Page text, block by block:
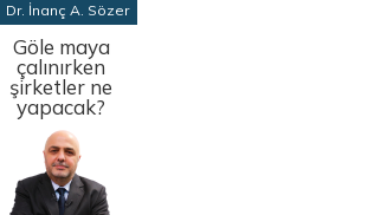
Dr. İnanç A. Sözer
Göle maya
çalınırken
şirketler ne
yapacak?